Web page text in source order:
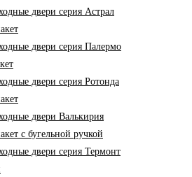
двери серия Астрал
двери серия Палермо
двери серия Ротонда
двери Валькирия
с бугельной ручкой
двери серия Термонт